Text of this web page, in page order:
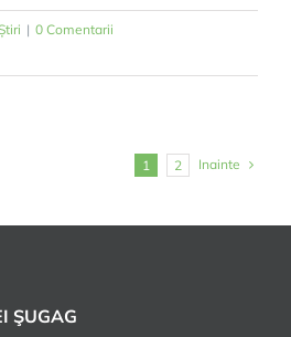
| 0 Comentarii
1 2 Inainte
ŞUGAG